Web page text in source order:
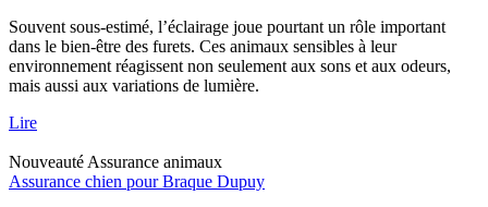
Souvent sous-estimé, l’éclairage joue pourtant un rôle important
dans le bien-être des furets. Ces animaux sensibles à leur
environnement réagissent non seulement aux sons et aux odeurs,
mais aussi aux variations de lumière.
Lire
Nouveauté Assurance animaux
Assurance chien pour Braque Dupuy